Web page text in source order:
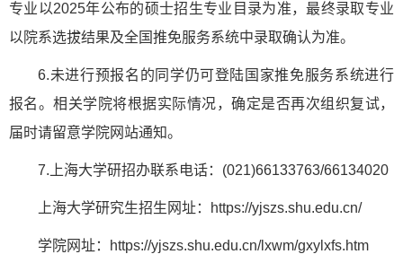
专业以2025年公布的硕士招生专业目录为准，最终录取专业
以院系选拔结果及全国推免服务系统中录取确认为准。
6.未进行预报名的同学仍可登陆国家推免服务系统进行
报名。相关学院将根据实际情况，确定是否再次组织复试，
届时请留意学院网站通知。
7.上海大学研招办联系电话：(021)66133763/66134020
上海大学研究生招生网址：https://yjszs.shu.edu.cn/
学院网址：https://yjszs.shu.edu.cn/lxwm/gxylxfs.htm